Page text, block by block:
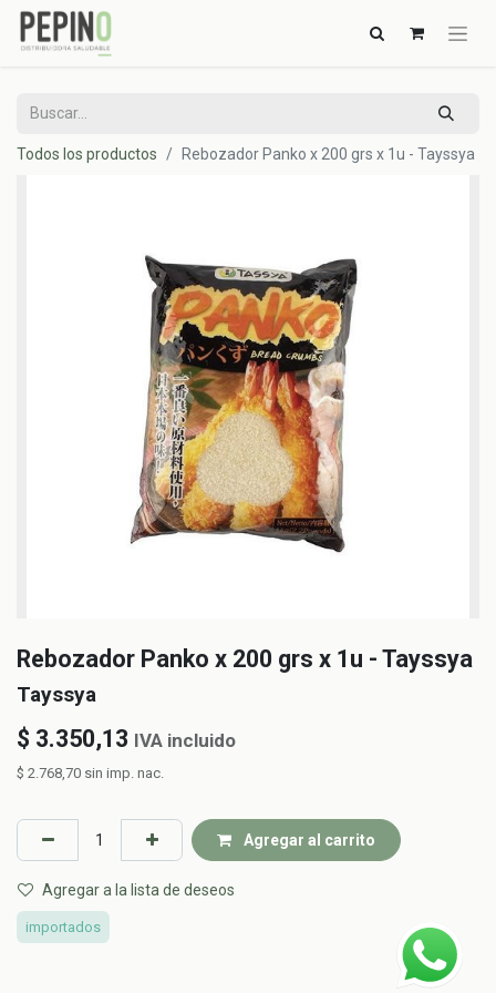
Todos los productos Rebozador Panko x 200 grs x 1u - Tayssya
Rebozador Panko x 200 grs x 1u - Tayssya
Tayssya
$ 3.350,13 IVA incluido
$ 2.768,70 sin imp. nac.
Agregar al carrito
Agregar a la lista de deseos
importados